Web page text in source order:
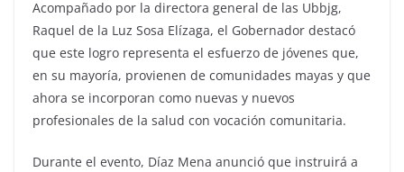
Acompañado por la directora general de las Ubbjg,
Raquel de la Luz Sosa Elízaga, el Gobernador destacó
que este logro representa el esfuerzo de jóvenes que,
en su mayoría, provienen de comunidades mayas y que
ahora se incorporan como nuevas y nuevos
profesionales de la salud con vocación comunitaria.
Durante el evento, Díaz Mena anunció que instruirá a